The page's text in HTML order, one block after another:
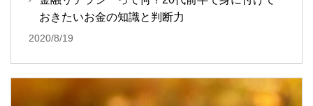
おきたいお金の知識と判断力
2020/8/19